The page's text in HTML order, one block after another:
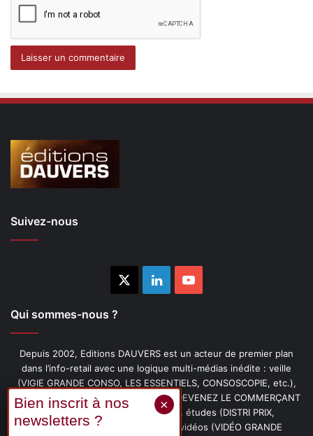
Suivez-nous
LinkedinYouTube
Qui sommes-nous ?
Depuis 2002, Editions DAUVERS est un acteur de premier plan
dans l’info-retail avec une logique multi-médias inédite : veille
(VIGIE GRANDE CONSO, LES ESSENTIELS, CONSOSCOPIE, etc.),
livres (PENSER-CLIENT, IMAGE-PRIX, DEVENEZ LE COMMERÇANT
PRÉFÉRÉ DE VOS CLIENTS, etc.), études (DISTRI PRIX,
PROMOFLASH, DRIVE INSIGHTS), vidéos (VIDÉO GRANDE